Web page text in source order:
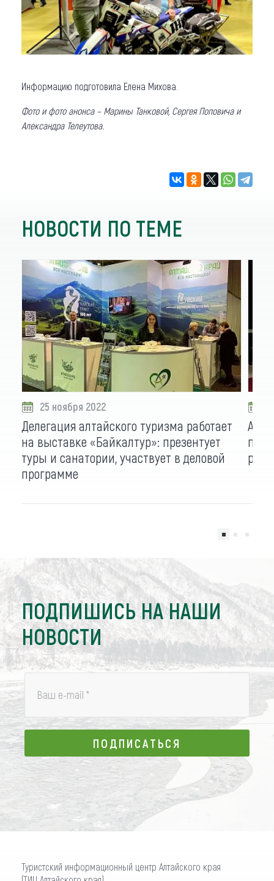
Информацию подготовила Елена Михова.
Фото и фото анонса – Марины Танковой, Сергея Поповича и
Александра Телеутова.
НОВОСТИ ПО ТЕМЕ
25 ноября 2022
Делегация алтайского туризма работает
на выставке «Байкалтур»: презентует
туры и санатории, участвует в деловой
программе
ПОДПИШИСЬ НА НАШИ
НОВОСТИ
Ваш e-mail *
ПОДПИСАТЬСЯ
ПОДПИСАТЬСЯ
Туристский информационный центр Алтайского края